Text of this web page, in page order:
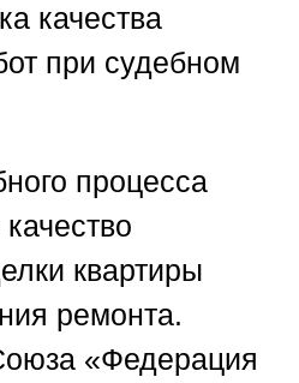
качества
при судебном
процесса
квартиры
ремонта.
«Федерация